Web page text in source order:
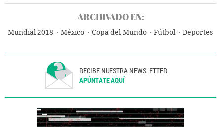
ARCHIVADO EN:
Mundial 2018 México Copa del Mundo Fútbol Deportes
RECIBE NUESTRA NEWSLETTER
APÚNTATE AQUÍ